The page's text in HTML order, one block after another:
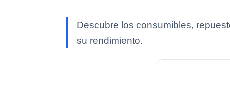
Descubre los consumibles,
su rendimiento.